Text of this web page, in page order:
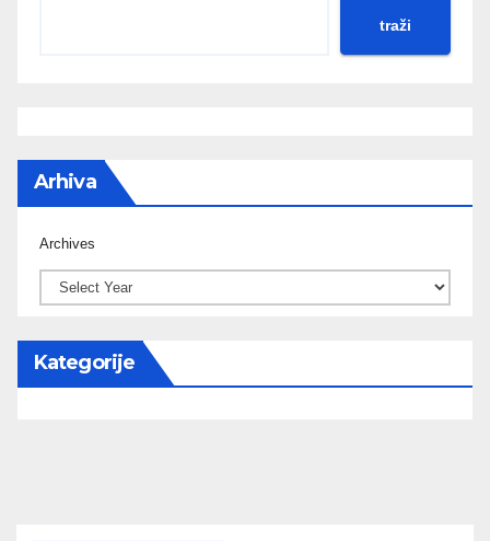
traži
Arhiva
Archives
Kategorije